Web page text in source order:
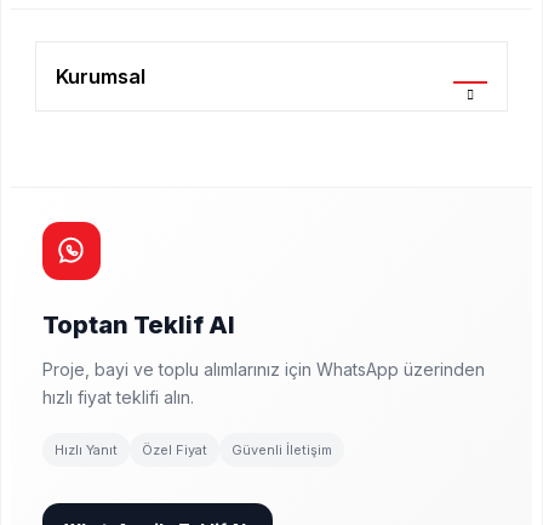
Kurumsal
Toptan Teklif Al
Proje, bayi ve toplu alımlarınız için WhatsApp üzerinden
hızlı fiyat teklifi alın.
Hızlı Yanıt Özel Fiyat Güvenli İletişim